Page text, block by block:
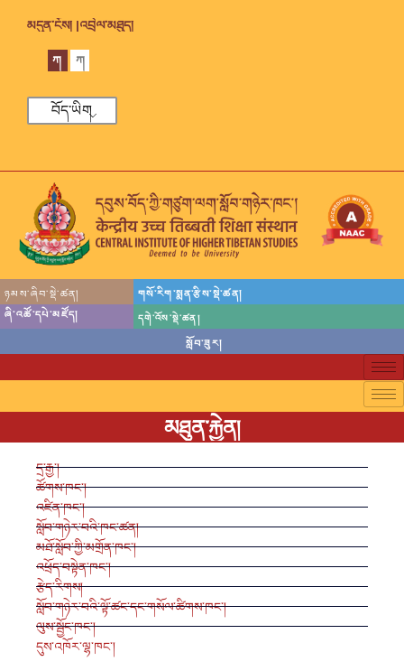
མདུན་ངོས། |འབྲེལ་མཐུད།
ཀ ཀ
བོད་ཡིག
ཉམས་ཞིབ་སྡེ་ཚན།
གསོ་རིག་སྨན་རྩིས་སྡེ་ཚན།
ཞི་འཚོ་དཔེ་མཛོད།
དགེ་འོས་སྡེ་ཚན།
སློབ་ཟུར།
མཐུན་རྐྱེན།
དྲ་རྒྱ་།
ཚོགས་ཁང་།
འཛིན་ཁང་།
སློབ་གཉེར་བའི་ཁང་ཚན།
མཐོ་སློབ་ཀྱི་མགྲོན་ཁང་།
འཕྲོད་བསྟེན་ཁང་།
རྩེད་རིགས།
སློབ་གཉེར་བའི་ལྟོ་ཚང་དང་གསོལ་ཚིགས་ཁང་།
ལུས་སྦྱོང་ཁང་།
དུས་འཁོར་ལྷ་ཁང་།